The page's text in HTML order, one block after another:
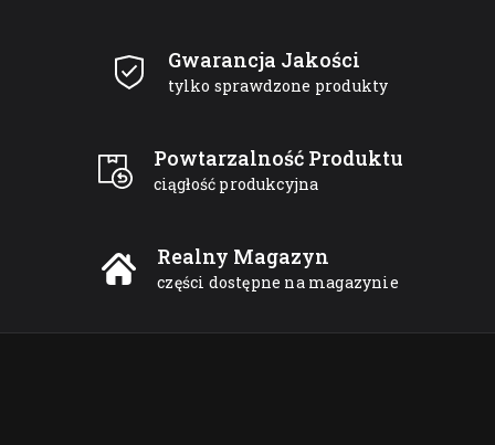
Gwarancja Jakości
tylko sprawdzone produkty
Powtarzalność Produktu
ciągłość produkcyjna
Realny Magazyn
części dostępne na magazynie